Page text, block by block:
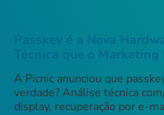
Passkey é a Nova
Técnica que o Marketing
A Picnic anunciou que
verdade? Análise técnica
display, recuperação por e-